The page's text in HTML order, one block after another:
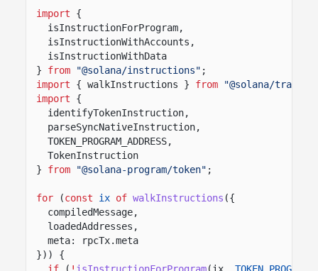
import
{
isInstructionForProgram,
isInstructionWithAccounts,
isInstructionWithData
}
from "@solana/instructions" ;
import
{ walkInstructions } from
"@solana/
import
{
identifyTokenInstruction,
parseSyncNativeInstruction,
TOKEN_PROGRAM_ADDRESS,
TokenInstruction
}
from "@solana-program/token" ;
for (const ix of walkInstructions ({
compiledMessage,
loadedAddresses,
meta: rpcTx.meta
})) {